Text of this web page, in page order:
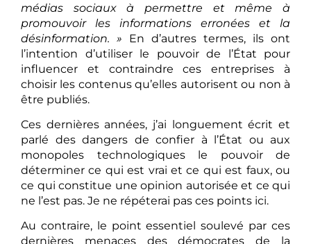
médias sociaux à permettre et même à
promouvoir les informations erronées et la
désinformation. » En d’autres termes, ils ont
l’intention d’utiliser le pouvoir de l’État pour
influencer et contraindre ces entreprises à
choisir les contenus qu’elles autorisent ou non à
être publiés.
Ces dernières années, j’ai longuement écrit et
parlé des dangers de confier à l’État ou aux
monopoles technologiques le pouvoir de
déterminer ce qui est vrai et ce qui est faux, ou
ce qui constitue une opinion autorisée et ce qui
ne l’est pas. Je ne répéterai pas ces points ici.
Au contraire, le point essentiel soulevé par ces
dernières menaces des démocrates de la